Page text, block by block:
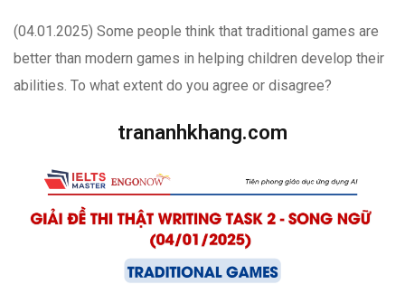
(04.01.2025) Some people think that traditional games are
better than modern games in helping children develop their
abilities. To what extent do you agree or disagree?
trananhkhang.com